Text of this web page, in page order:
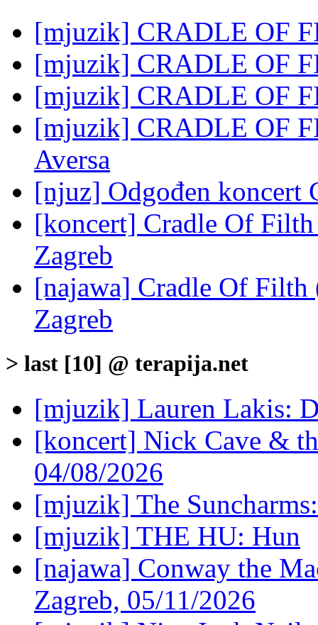
[mjuzik] CRADLE OF
[mjuzik] CRADLE OF
[mjuzik] CRADLE OF
[mjuzik] CRADLE OF
Aversa
[njuz] Odgođen koncert
[koncert] Cradle Of
Zagreb
[najawa] Cradle Of
Zagreb
> last [10] @ terapija.net
[mjuzik] Lauren Lakis:
[koncert] Nick Cave &
04/08/2026
[mjuzik] The
[mjuzik] THE HU: Hun
[najawa] Conway the
Zagreb, 05/11/2026